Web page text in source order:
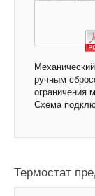
ручным
ограничения
Схема
Термостат